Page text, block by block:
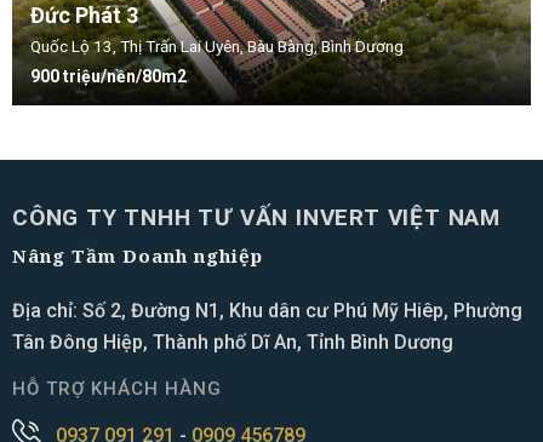
Đức Phát 3
Quốc Lộ 13, Thị Trấn Lai Uyên, Bàu Bàng, Bình Dương
900 triệu/nền/80m2
CÔNG TY TNHH TƯ VẤN INVERT VIỆT NAM
Nâng Tầm Doanh nghiệp
Địa chỉ: Số 2, Đường N1, Khu dân cư Phú Mỹ Hiêp, Phường
Tân Đông Hiệp, Thành phố Dĩ An, Tỉnh Bình Dương
HỖ TRỢ KHÁCH HÀNG
0937 091 291 - 0909 456789